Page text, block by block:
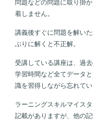
問題などの問題に取り掛
着しません。
講義後すぐに問題を解い
ぶりに解くと不正解。
受講している講座は、過
学習時間など全てデータ
識を習得しながら忘れて
ラーニングスキルマイス
記載がありますが、他の